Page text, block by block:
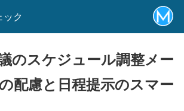
ック
議のスケジュール調整メー
配慮と日程提示のスマー